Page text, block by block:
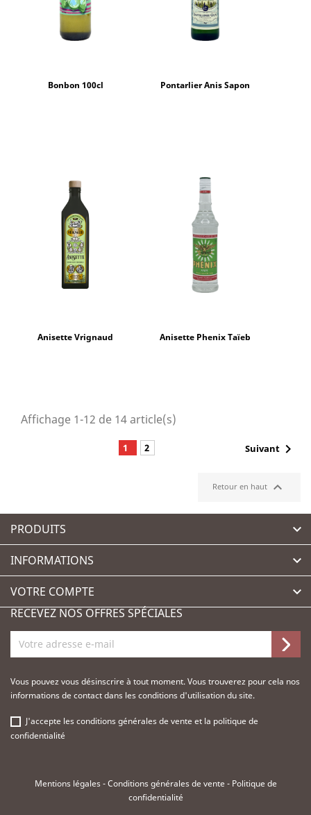
Bonbon 100cl Pontarlier Anis Sapon
Anisette Vrignaud Anisette Phenix Taïeb
Affichage 1-12 de 14 article(s)
1 2 Suivant 
Retour en haut 
PRODUITS 
INFORMATIONS 
VOTRE COMPTE 
RECEVEZ NOS OFFRES SPÉCIALES
Vous pouvez vous désinscrire à tout moment. Vous trouverez pour cela nos
informations de contact dans les conditions d'utilisation du site.
J'accepte lesconditions générales de vente et la politique de
confidentialité
Mentions légales-Conditions générales de vente - Politique de
confidentialité